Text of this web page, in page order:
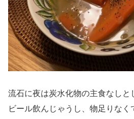
流石に夜は炭水化物の主食なしと
ビール飲んじゃうし、物足りなく